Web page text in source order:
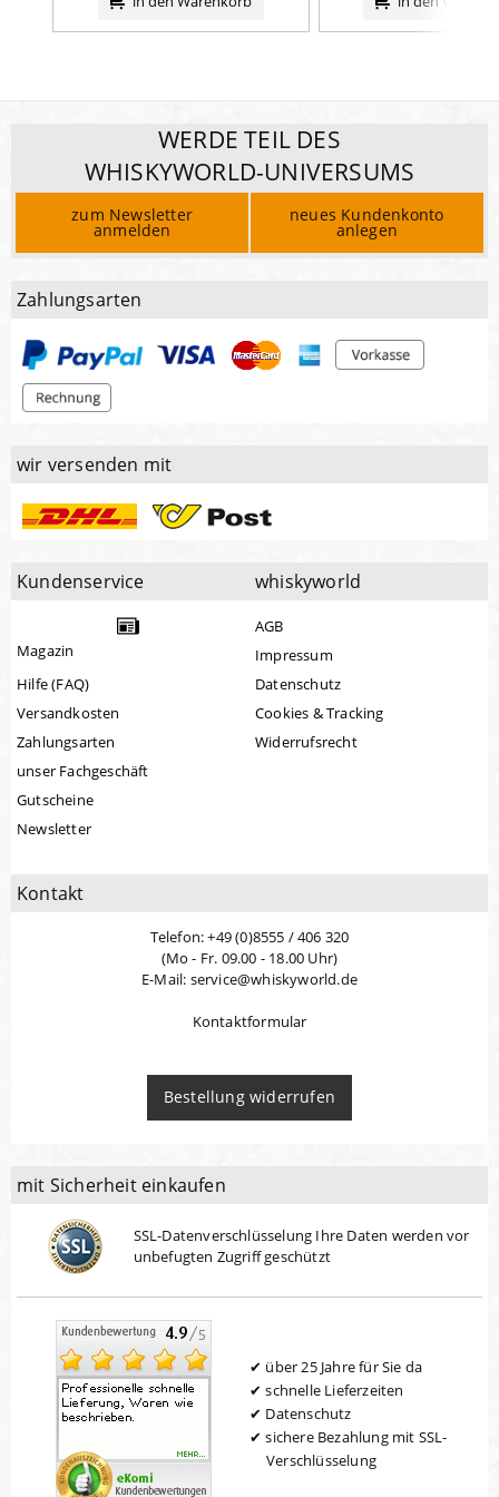
WERDE TEIL DES
WHISKYWORLD-UNIVERSUMS
zum Newsletter
anmelden
neues Kundenkonto
anlegen
Zahlungsarten
wir versenden mit
Kundenservice
Magazin
Hilfe (FAQ)
Versandkosten
Zahlungsarten
unser Fachgeschäft
Gutscheine
Newsletter
whiskyworld
AGB
Impressum
Datenschutz
Cookies & Tracking
Widerrufsrecht
Kontakt
Telefon: +49 (0)8555 / 406 320
(Mo - Fr. 09.00 - 18.00 Uhr)
E-Mail: service@whiskyworld.de
Kontaktformular
Bestellung widerrufen
mit Sicherheit einkaufen
SSL-Datenverschlüsselung Ihre Daten werden vor
unbefugten Zugriff geschützt
über 25 Jahre für Sie da
schnelle Lieferzeiten
Datenschutz
sichere Bezahlung mit SSL-
Verschlüsselung